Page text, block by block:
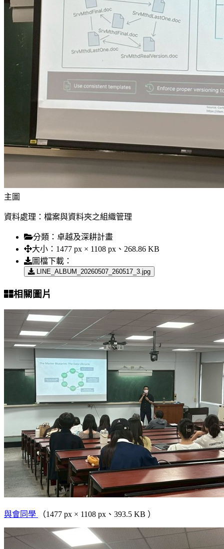
主圖
資料處理：檔案與資料夾之組織管理
分類： 卓越及深耕計畫
大小： 1477 px × 1108 px、268.86 KB
圖檔下載：
LINE_ALBUM_20260507_260517_3.jpg
相關圖片
與會同學 （1477 px × 1108 px、393.5 KB ）